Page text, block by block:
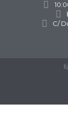
C/